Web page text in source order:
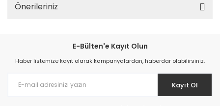
Önerileriniz
E-Bülten'e Kayıt Olun
Haber listemize kayıt olarak kampanyalardan, haberdar olabilirsiniz.
Kayıt Ol